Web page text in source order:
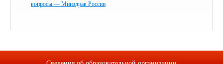
вопросы — Минздрав России